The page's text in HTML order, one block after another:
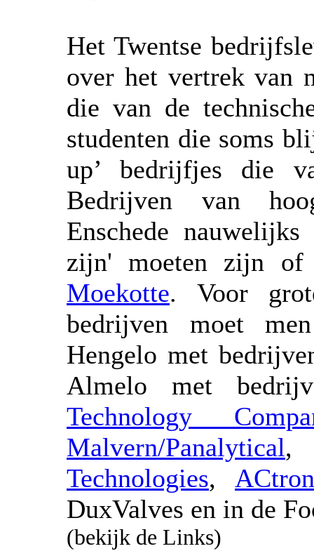
Het Twentse
over het vertrek van
die van de
studenten die soms
up’ bedrijfjes die
Bedrijven van
Enschede
zijn' moeten zijn of
Moekotte. Voor
bedrijven moet
Hengelo met
Almelo met
Technology
Malvern/Panalytical
Technologies,
DuxValves en in de
(bekijk de Links)